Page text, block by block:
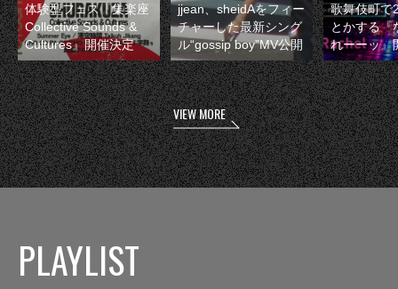
体験型フェス『集楽座
Collective Sounds &
Cultures』開催決定
jjean、sheidAをフィー
チャーした最新シング
ル“gossip boy”MV公開
歌舞伎町で
とかする『
れーーッ』
VIEW MORE
PLAYLIST